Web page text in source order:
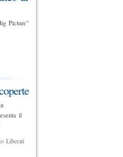
Picture"
il
Liberati